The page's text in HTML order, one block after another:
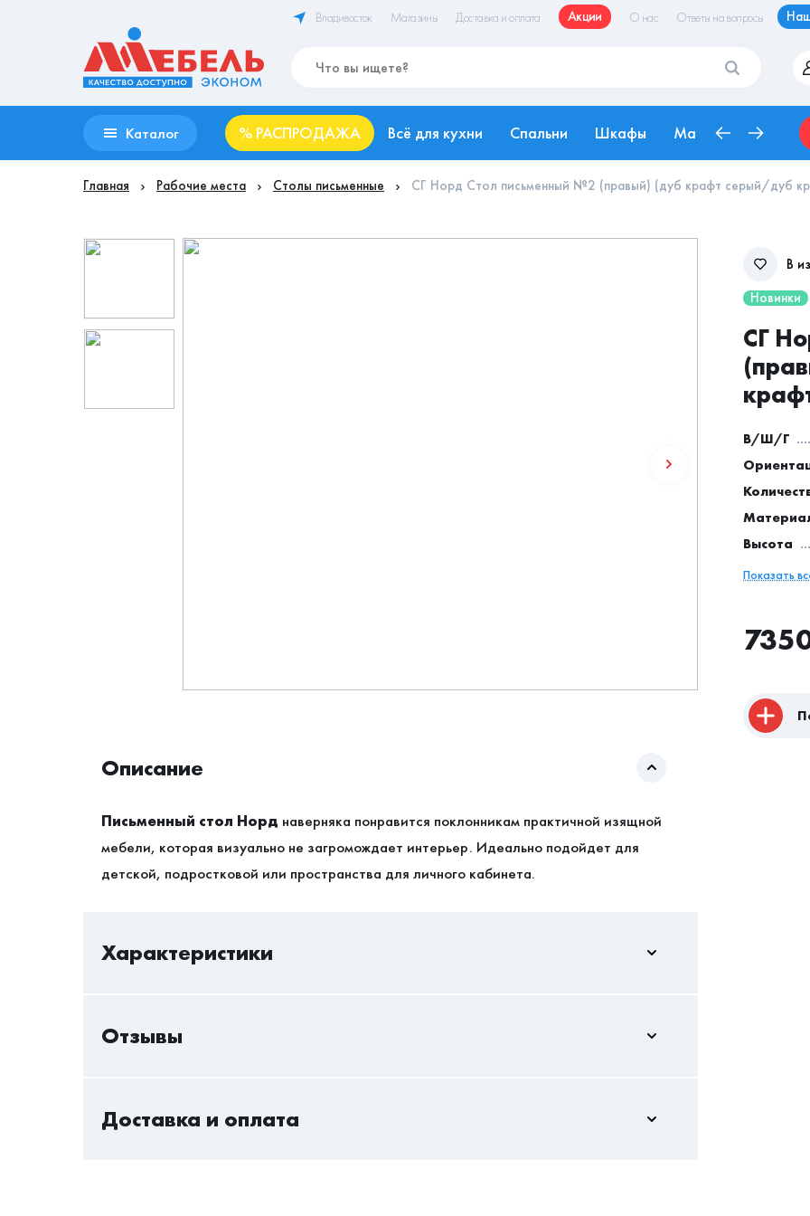
Владивосток Магазины Доставка и оплата Акции О нас Ответы на вопросы
Каталог % РАСПРОДАЖА Всё для кухни Спальни Шкафы Матрасы
Главная Рабочие места Столы письменные СГ Норд Стол письменный №2 (правый) (дуб крафт серый/дуб
В
Новинки
СГ
В/Ш/Г
Высота
Показать
Описание
Письменный стол Норд наверняка понравится поклонникам практичной изящной
мебели, которая визуально не загромождает интерьер. Идеально подойдет для
детской, подростковой или пространства для личного кабинета.
Характеристики
В/Ш/Г
Отзывы
Только авторизованный пользователь может оставлять отзывы
Доставка и оплата